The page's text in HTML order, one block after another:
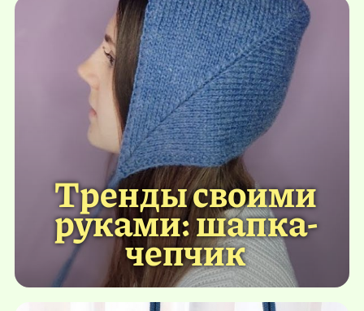
Тренды своими
руками: шапка-
чепчик